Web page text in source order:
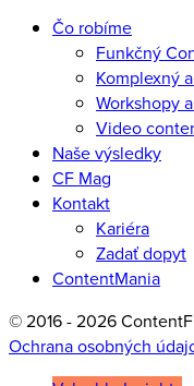
Čo robíme
Funkčný
Komplexný
Workshopy
Video
Naše výsledky
CF Mag
Kontakt
Kariéra
Zadať dopyt
ContentMania
© 2016 - 2026
Ochrana osobných